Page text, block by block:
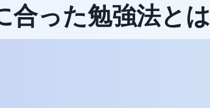
合った勉強法とは